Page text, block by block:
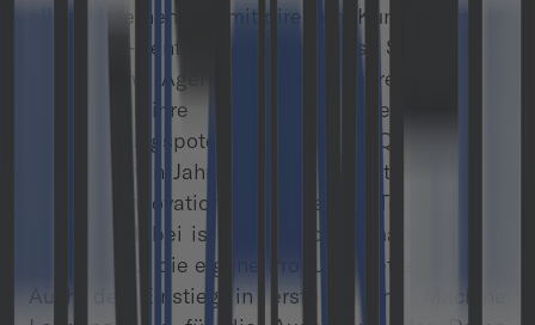
allem Unternehmen mit direktem Kundenkontakt
über Call-Center, Vertriebsteams, Stores oder
Makler bzw. Agenten einen besseren Eindruck
über ihre Performance und
Verbesserungspotentiale erhalten. Qualtrics hat
in den letzten Jahren bereits gezeigt, dass es in
Sachen Innovation und neuer Technologien
frühzeitig dabei ist und Cloud als maßgeblichen
Standard für die eigene Produktpalette definiert.
Auch der Einstieg in erste AI und Machine